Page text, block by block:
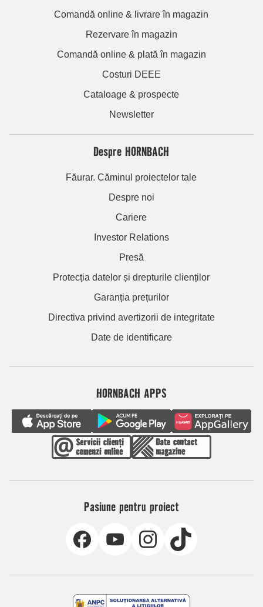
Comandă online & livrare în magazin
Rezervare în magazin
Comandă online & plată în magazin
Costuri DEEE
Cataloage & prospecte
Newsletter
Despre HORNBACH
Făurar. Căminul proiectelor tale
Despre noi
Cariere
Investor Relations
Presă
Protecția datelor și drepturile clienților
Garanția prețurilor
Directiva privind avertizorii de integritate
Date de identificare
HORNBACH APPS
Pasiune pentru proiect